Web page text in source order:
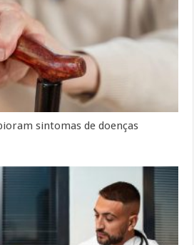
sintomas de doenças